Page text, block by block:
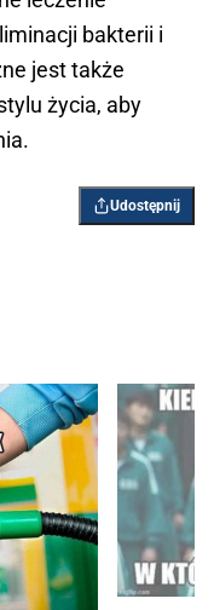
bakterii i
jest także
życia, aby
Udostępnij